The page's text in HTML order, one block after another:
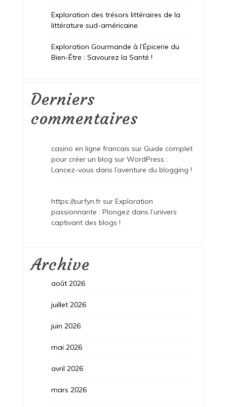
Exploration des trésors littéraires de la
littérature sud-américaine
Exploration Gourmande à l’Épicerie du
Bien-Être : Savourez la Santé !
Derniers
commentaires
casino en ligne francais sur Guide complet
pour créer un blog sur WordPress :
Lancez-vous dans l’aventure du blogging !
https://surfyn.frsur Exploration
passionnante : Plongez dans l’univers
captivant des blogs !
Archive
août 2026
juillet 2026
juin 2026
mai 2026
avril 2026
mars 2026